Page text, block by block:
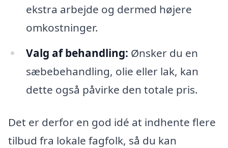
ekstra arbejde og dermed højere
omkostninger.
Valg af behandling: Ønsker du en
sæbebehandling, olie eller lak, kan
dette også påvirke den totale pris.
Det er derfor en god idé at indhente flere
tilbud fra lokale fagfolk, så du kan